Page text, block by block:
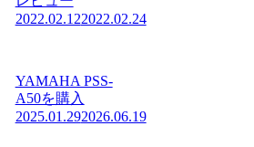
2022.02.122022.02.24
YAMAHA PSS-
A50を購入
2025.01.292026.06.19